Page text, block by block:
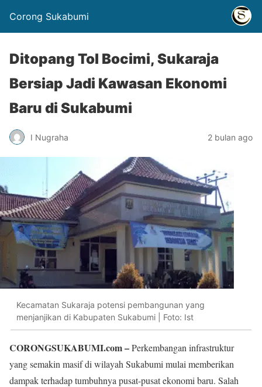
Corong Sukabumi
Ditopang Tol Bocimi, Sukaraja
Bersiap Jadi Kawasan Ekonomi
Baru di Sukabumi
I Nugraha 2 bulan ago
Kecamatan Sukaraja potensi pembangunan yang
menjanjikan di Kabupaten Sukabumi | Foto: Ist
CORONGSUKABUMI.com –Perkembangan infrastruktur
yang semakin masif di wilayah Sukabumi mulai memberikan
dampak terhadap tumbuhnya pusat-pusat ekonomi baru. Salah